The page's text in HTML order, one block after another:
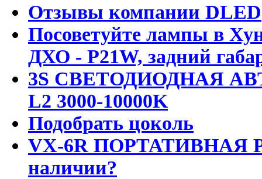
Отзывы компании DLED
Посоветуйте лампы в
ДХО - P21W, задний
3S СВЕТОДИОДНАЯ
L2 3000-10000K
Подобрать цоколь
VX-6R ПОРТАТИВНАЯ
наличии?